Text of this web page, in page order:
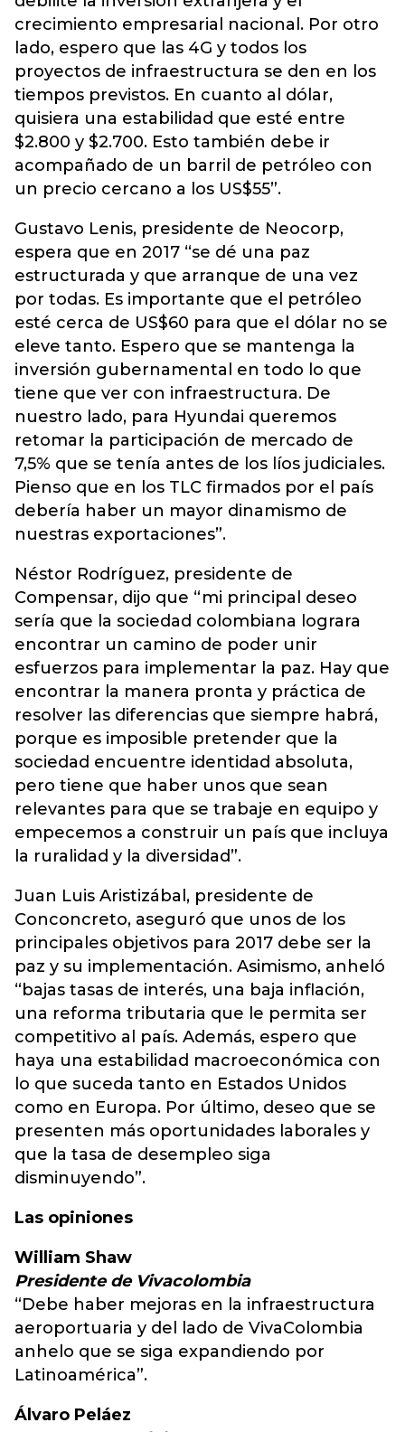
crecimiento empresarial nacional. Por otro
lado, espero que las 4G y todos los
proyectos de infraestructura se den en los
tiempos previstos. En cuanto al dólar,
quisiera una estabilidad que esté entre
$2.800 y $2.700. Esto también debe ir
acompañado de un barril de petróleo con
un precio cercano a los US$55”.
Gustavo Lenis, presidente de Neocorp,
espera que en 2017 “se dé una paz
estructurada y que arranque de una vez
por todas. Es importante que el petróleo
esté cerca de US$60 para que el dólar no se
eleve tanto. Espero que se mantenga la
inversión gubernamental en todo lo que
tiene que ver con infraestructura. De
nuestro lado, para Hyundai queremos
retomar la participación de mercado de
7,5% que se tenía antes de los líos judiciales.
Pienso que en los TLC firmados por el país
debería haber un mayor dinamismo de
nuestras exportaciones”.
Néstor Rodríguez, presidente de
Compensar, dijo que “mi principal deseo
sería que la sociedad colombiana lograra
encontrar un camino de poder unir
esfuerzos para implementar la paz. Hay que
encontrar la manera pronta y práctica de
resolver las diferencias que siempre habrá,
porque es imposible pretender que la
sociedad encuentre identidad absoluta,
pero tiene que haber unos que sean
relevantes para que se trabaje en equipo y
empecemos a construir un país que incluya
la ruralidad y la diversidad”.
Juan Luis Aristizábal, presidente de
Conconcreto, aseguró que unos de los
principales objetivos para 2017 debe ser la
paz y su implementación. Asimismo, anheló
“bajas tasas de interés, una baja inflación,
una reforma tributaria que le permita ser
competitivo al país. Además, espero que
haya una estabilidad macroeconómica con
lo que suceda tanto en Estados Unidos
como en Europa. Por último, deseo que se
presenten más oportunidades laborales y
que la tasa de desempleo siga
disminuyendo”.
Las opiniones
William Shaw
Presidente de Vivacolombia
“Debe haber mejoras en la infraestructura
aeroportuaria y del lado de VivaColombia
anhelo que se siga expandiendo por
Latinoamérica”.
Álvaro Peláez